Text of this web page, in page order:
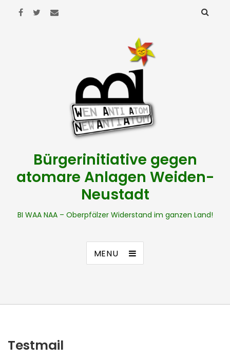
Bürgerinitiative gegen
atomare Anlagen Weiden-
Neustadt
BI WAA NAA – Oberpfälzer Widerstand im ganzen Land!
MENU
Testmail